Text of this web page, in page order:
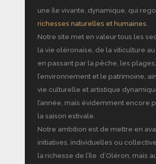
une île vivante, dynamique, qui
richesses naturelles et humaines.
Notre site met en valeur tous les
la vie oléronaise, de la viticulture
en passant par la pêche, les plages,
l’environnement et le patrimoine,
vie culturelle et artistique
l’année, mais évidemment encore
la saison estivale.
Notre ambition est de mettre en
initiatives, individuelles ou
la richesse de l’île d’Oléron, mais